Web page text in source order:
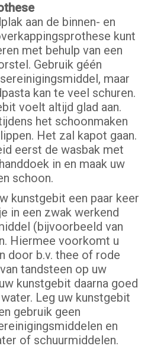
aan de binnen- en
kunt
met behulp van een
Gebruik géén
maar
kan te veel schuren.
voelt altijd glad aan.
het schoonmaken
Het zal kapot gaan.
eerst de wasbak met
in en maak uw
schoon.
kunstgebit een paar keer
in een zwak werkend
(bijvoorbeeld van
Hiermee voorkomt u
door b.v. thee of rode
tandsteen op uw
kunstgebit daarna goed
Leg uw kunstgebit
gebruik geen
en
of schuurmiddelen.